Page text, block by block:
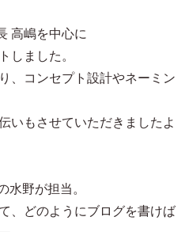
高嶋を中心に
しました。
、コンセプト設計やネーミン
いもさせていただきましたよ
水野が担当。
、どのようにブログを書けば